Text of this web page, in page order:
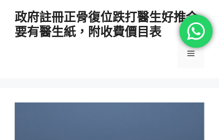
政府註冊正骨復位跌打醫生好推介
要有醫生紙，附收費價目表
選